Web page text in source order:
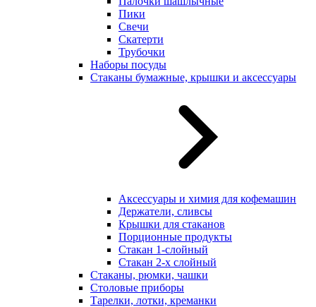
Пики
Свечи
Скатерти
Трубочки
Наборы посуды
Стаканы бумажные, крышки и аксессуары
Аксессуары и химия для кофемашин
Держатели, сливсы
Крышки для стаканов
Порционные продукты
Стакан 1-слойный
Стакан 2-х слойный
Стаканы, рюмки, чашки
Столовые приборы
Тарелки, лотки, креманки